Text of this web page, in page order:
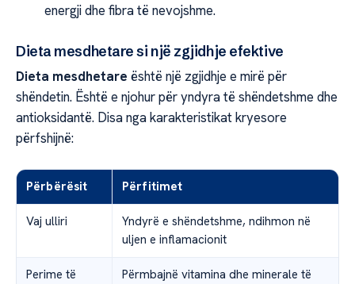
energji dhe fibra të nevojshme.
Dieta mesdhetare si një zgjidhje efektive
Dieta mesdhetare është një zgjidhje e mirë për
shëndetin. Është e njohur për yndyra të shëndetshme dhe
antioksidantë. Disa nga karakteristikat kryesore
përfshijnë:
Përbërësit Përfitimet
Vaj ulliri
Yndyrë e shëndetshme, ndihmon në
uljen e inflamacionit
Perime të
Përmbajnë vitamina dhe minerale të